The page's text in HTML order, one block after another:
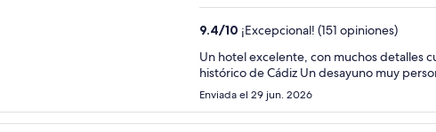
9.4/10 ¡Excepcional! (151 opiniones)
Un hotel excelente, con muchos detalles
histórico de Cádiz Un desayuno
Enviada el 29 jun. 2026